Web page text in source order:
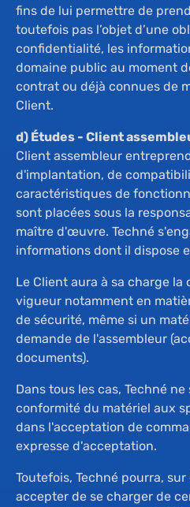
fins de lui permettre de
toutefois pas l’objet d’une
confidentialité, les
domaine public au moment
contrat ou déjà connues de
Client.
d) Études - Client
Client assembleur
d'implantation, de
caractéristiques de
sont placées sous la
maître d'œuvre. Techné
informations dont il dispose
Le Client aura à sa charge
vigueur notamment en
de sécurité, même si un
demande de l'assembleur
documents).
Dans tous les cas, Techné
conformité du matériel aux
dans l'acceptation de
expresse d'acceptation.
Toutefois, Techné pourra,
accepter de se charger de